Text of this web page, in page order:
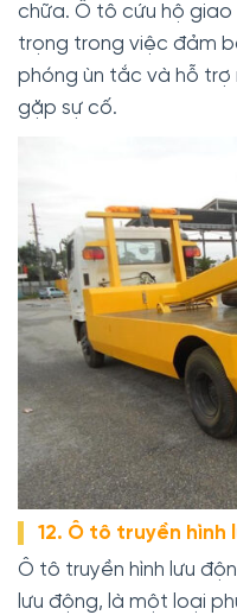
chữa. Ô tô cứu hộ
trọng trong việc đảm
phóng ùn tắc và hỗ
gặp sự cố.
12. Ô tô truyền hình
Ô tô truyền hình lưu
lưu động, là một loại